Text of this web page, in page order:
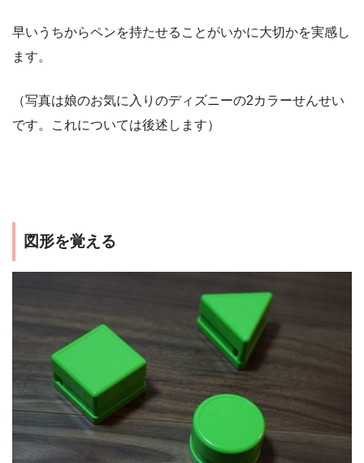
早いうちからペンを持たせることがいかに大切かを実感し
ます。
（写真は娘のお気に入りのディズニーの2カラーせんせい
です。これについては後述します）
図形を覚える